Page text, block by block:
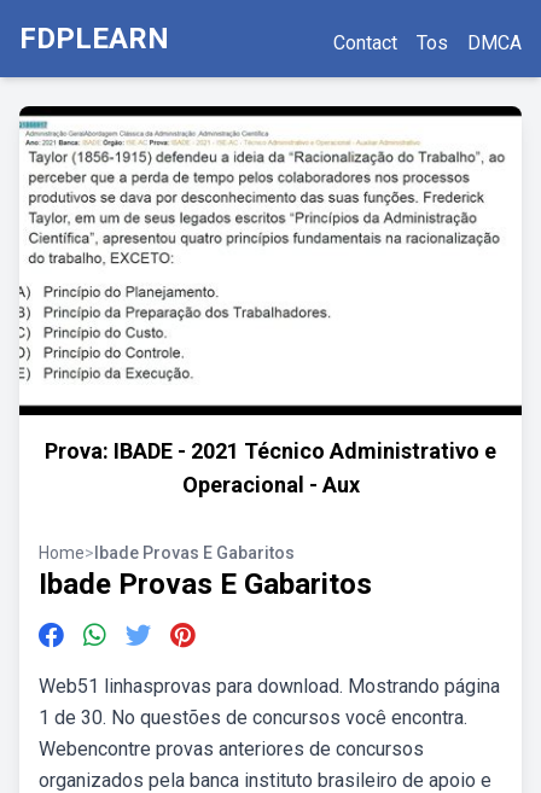
FDPLEARN Contact Tos DMCA
Prova: IBADE - 2021 Técnico Administrativo e
Operacional - Aux
Home> Ibade Provas E Gabaritos
Ibade Provas E Gabaritos
Web51 linhasprovas para download. Mostrando página
1 de 30. No questões de concursos você encontra.
Webencontre provas anteriores de concursos
organizados pela banca instituto brasileiro de apoio e